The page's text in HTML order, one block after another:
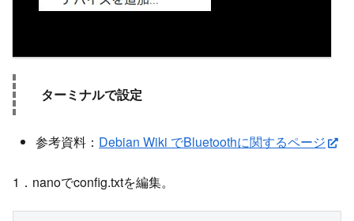
ターミナルで設定
参考資料： Debian Wiki でBluetoothに関するページ
1．nanoでconfig.txtを編集。